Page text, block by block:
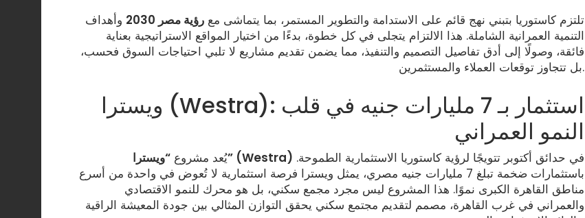
تلتزم كاستوريا بتبني نهج قائم على الاستدامة والتطوير المستمر، بما يتماشى مع رؤية مصر 2030
وأهداف
التنمية العمرانية الشاملة. هذا الالتزام يتجلى في كل خطوة، بدءًا من اختيار المواقع الاستراتيجية بعناية
فائقة، وصولًا إلى أدق تفاصيل التصميم والتنفيذ، مما يضمن تقديم مشاريع لا تلبي احتياجات السوق فحسب،
بل تتجاوز توقعات العملاء والمستثمرين.
ويسترا (Westra): استثمار بـ 7 مليارات جنيه في قلب
النمو العمراني
يُعد مشروع“ويسترا” (Westra)
باستثمارات ضخمة تبلغ 7 مليارات جنيه مصري، يمثل ويسترا فرصة استثمارية لا تُعوض في واحدة من أسرع
مناطق القاهرة الكبرى نموًا. هذا المشروع ليس مجرد مجمع سكني، بل هو محرك للنمو الاقتصادي
والعمراني في غرب القاهرة، مصمم لتقديم مجتمع سكني يحقق التوازن المثالي بين جودة المعيشة الراقية